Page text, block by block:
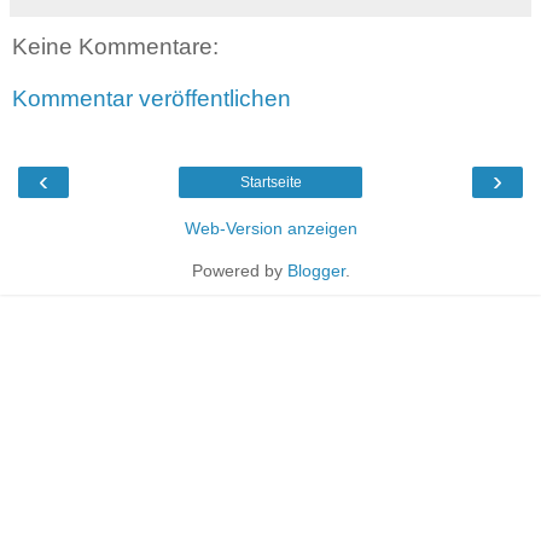
Keine Kommentare:
Kommentar veröffentlichen
‹ ›
Startseite
Web-Version anzeigen
Powered by Blogger.